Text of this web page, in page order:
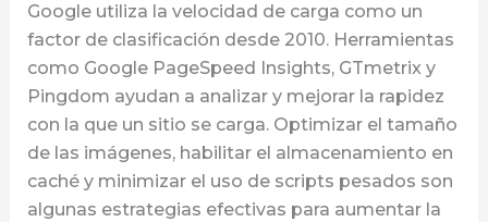
Google utiliza la velocidad de carga como un
factor de clasificación desde 2010. Herramientas
como Google PageSpeed Insights, GTmetrix y
Pingdom ayudan a analizar y mejorar la rapidez
con la que un sitio se carga. Optimizar el tamaño
de las imágenes, habilitar el almacenamiento en
caché y minimizar el uso de scripts pesados son
algunas estrategias efectivas para aumentar la